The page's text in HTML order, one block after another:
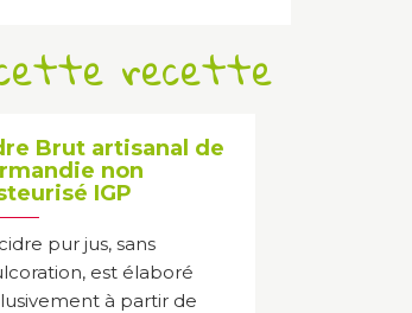
cette recette
Brut artisanal de
non
IGP
pur jus, sans
est élaboré
à partir de